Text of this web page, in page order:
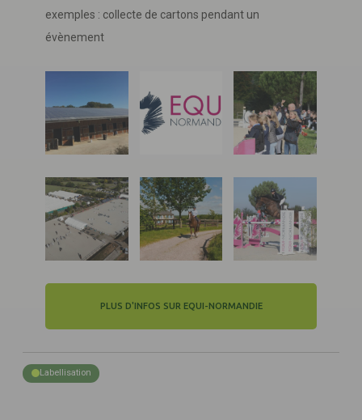
exemples : collecte de cartons pendant un
évènement
PLUS D'INFOS SUR EQUI-NORMANDIE
Labellisation